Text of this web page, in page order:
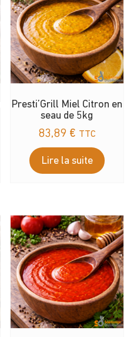
Presti’Grill Miel Citron en
seau de 5kg
83,89 € TTC
Lire la suite